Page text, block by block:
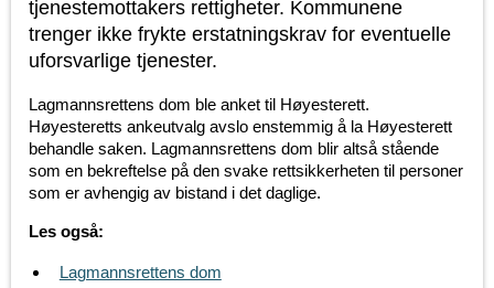
tjenestemottakers rettigheter. Kommunene
trenger ikke frykte erstatningskrav for eventuelle
uforsvarlige tjenester.
Lagmannsrettens dom ble anket til Høyesterett.
Høyesteretts ankeutvalg avslo enstemmig å la Høyesterett
behandle saken. Lagmannsrettens dom blir altså stående
som en bekreftelse på den svake rettsikkerheten til personer
som er avhengig av bistand i det daglige.
Les også:
Lagmannsrettens dom